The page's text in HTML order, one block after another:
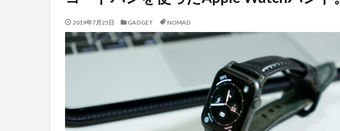
2019年7月25日 GADGET NOMAD